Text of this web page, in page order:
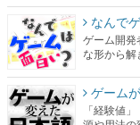
ゲーム
「経験値
源や用法の
カテゴリ